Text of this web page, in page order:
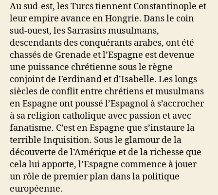
Au sud-est, les Turcs tiennent Constantinople et
leur empire avance en Hongrie. Dans le coin
sud-ouest, les Sarrasins musulmans,
descendants des conquérants arabes, ont été
chassés de Grenade et l’Espagne est devenue
une puissance chrétienne sous le règne
conjoint de Ferdinand et d’Isabelle. Les longs
siècles de conflit entre chrétiens et musulmans
en Espagne ont poussé l’Espagnol à s’accrocher
à sa religion catholique avec passion et avec
fanatisme. C’est en Espagne que s’instaure la
terrible Inquisition. Sous le glamour de la
découverte de l’Amérique et de la richesse que
cela lui apporte, l’Espagne commence à jouer
un rôle de premier plan dans la politique
européenne.